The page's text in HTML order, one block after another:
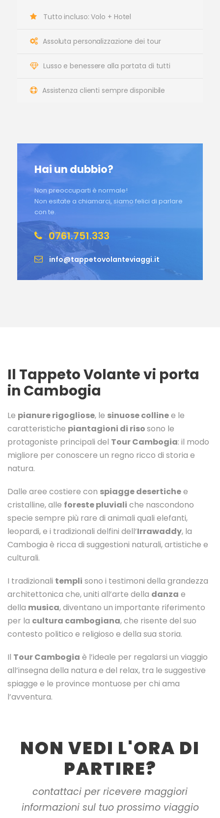
Tutto incluso: Volo + Hotel
Assoluta personalizzazione dei tour
Lusso e benessere alla portata di tutti
Assistenza clienti sempre disponibile
Hai un dubbio?
Non preoccuparti è normale!
Non esitate a chiamarci, siamo felici di parlare
con te.
0761.751.333
info@tappetovolanteviaggi.it
Il Tappeto Volante vi porta
in Cambogia
Le pianure rigogliose, le sinuose collinee le
caratteristiche piantagioni di risosono le
protagoniste principali del Tour Cambogia: il modo
migliore per conoscere un regno ricco di storia e
natura.
Dalle aree costiere con spiagge desertichee
cristalline, alle foreste pluviali che nascondono
specie sempre più rare di animali quali elefanti,
leopardi, e i tradizionali delfini dell’Irrawaddy, la
Cambogia è ricca di suggestioni naturali, artistiche e
culturali.
I tradizionali templi sono i testimoni della grandezza
architettonica che, uniti all’arte della danza e
della musica, diventano un importante riferimento
per la cultura cambogiana, che risente del suo
contesto politico e religioso e della sua storia.
Il Tour Cambogia è l’ideale per regalarsi un viaggio
all’insegna della natura e del relax, tra le suggestive
spiagge e le province montuose per chi ama
l’avventura.
NON VEDI L'ORA DI
PARTIRE?
contattaci per ricevere maggiori
informazioni sul tuo prossimo viaggio